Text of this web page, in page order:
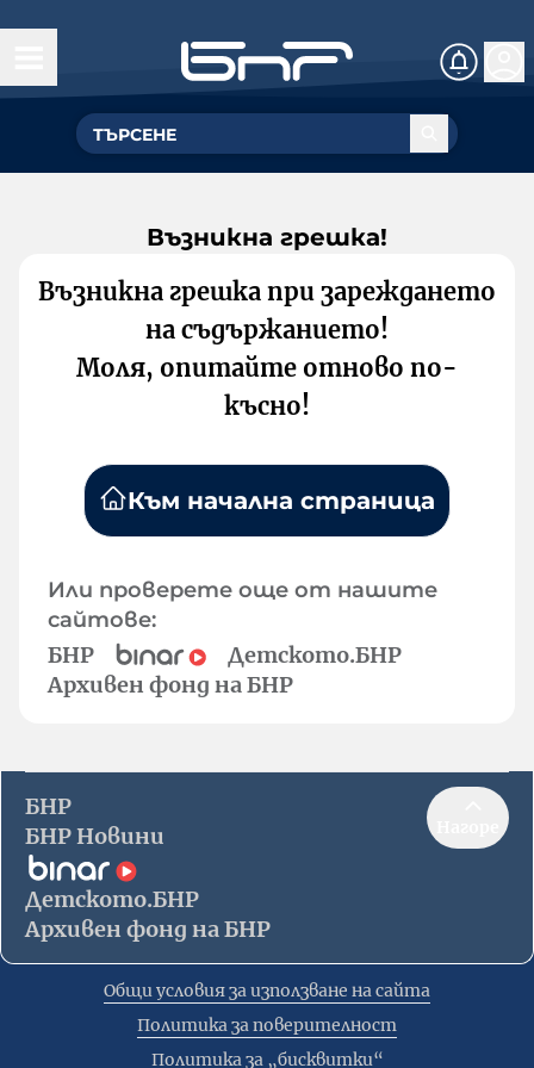
Възникна грешка!
Възникна грешка при зареждането
на съдържанието!
Моля, опитайте отново по-
късно!
Към начална страница
Или проверете още от нашите
сайтове:
БНР
Детското.БНР
Архивен фонд на БНР
БНР
БНР Новини
Детското.БНР
Архивен фонд на БНР
Общи условия за използване на сайта
Политика за поверителност
Политика за „бисквитки“